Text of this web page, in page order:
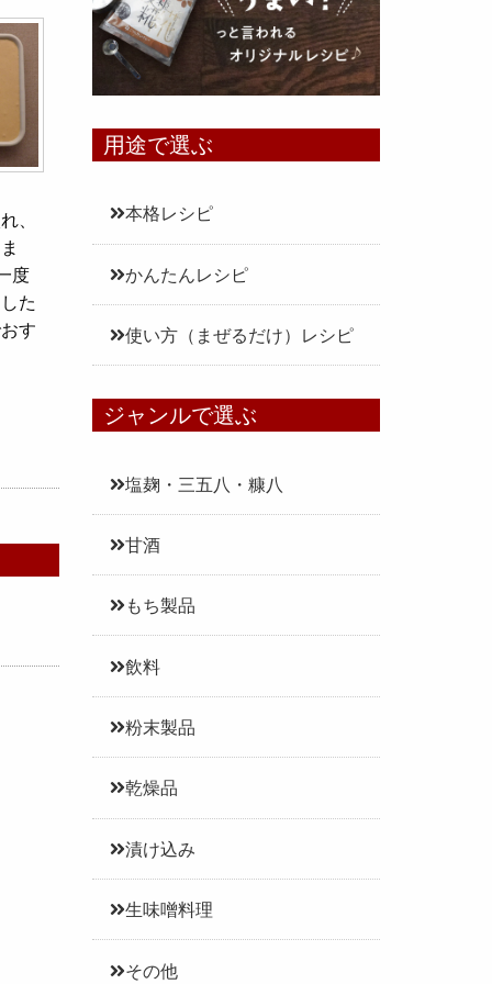
、
度
た
す
用途で選ぶ
本格レシピ
かんたんレシピ
使い方（まぜるだけ）レシピ
ジャンルで選ぶ
塩麹・三五八・糠八
甘酒
もち製品
飲料
粉末製品
乾燥品
漬け込み
生味噌料理
その他